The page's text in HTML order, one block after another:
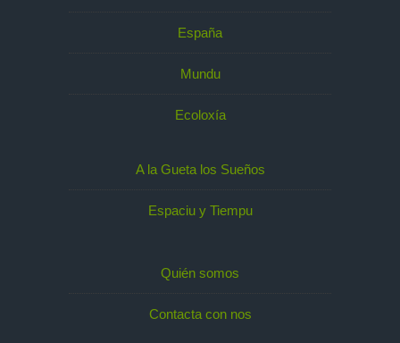
España
Mundu
Ecoloxía
A la Gueta los Sueños
Espaciu y Tiempu
Quién somos
Contacta con nos